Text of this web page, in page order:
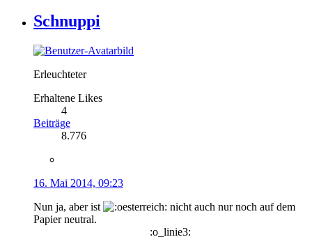
Schnuppi
Erleuchteter
Erhaltene Likes
4
Beiträge
8.776
16. Mai 2014, 09:23
Nun ja, aber ist
nicht auch nur noch auf dem
Papier neutral.
:o_linie3: